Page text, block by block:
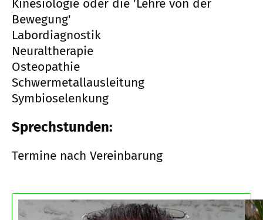
Kinesiologie oder die 'Lehre von der
Bewegung'
Labordiagnostik
Neuraltherapie
Osteopathie
Schwermetallausleitung
Symbioselenkung
Sprechstunden:
Termine nach Vereinbarung